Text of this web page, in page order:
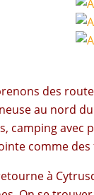
des
au nord
camping avec
comme
à